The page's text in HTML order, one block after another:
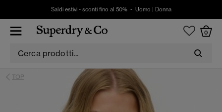
Saldi estivi - sconti fino al 50% - Uomo Donna
0
TOP